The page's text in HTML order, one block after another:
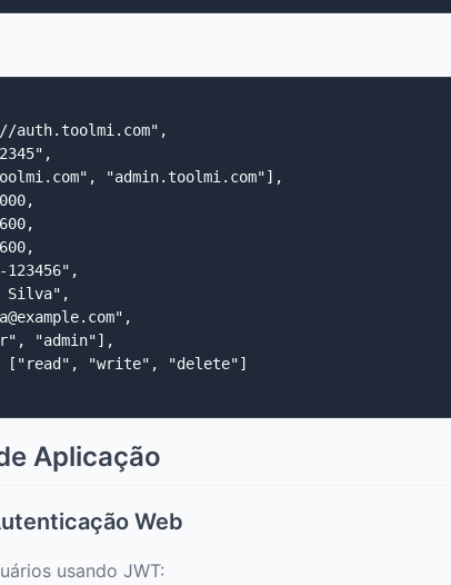
auth.toolmi.com",
"admin.toolmi.com"],
123456",
Silva",
"admin"],
"write", "delete"]
Aplicação
Web
usando JWT: